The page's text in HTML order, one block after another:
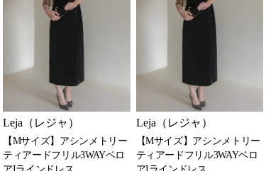
Leja（レジャ）
【Mサイズ】アシンメトリー
ティアードフリル3WAYベロ
Leja（レジャ）
【Mサイズ】アシンメトリー
ティアードフリル3WAYベロ